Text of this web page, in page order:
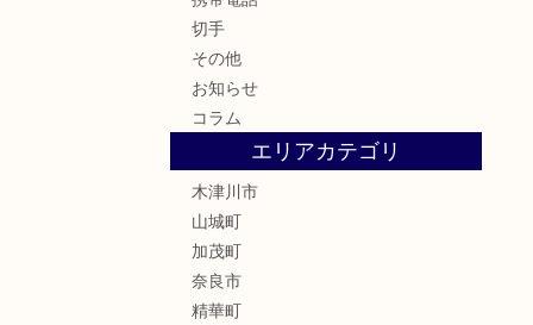
切手
その他
お知らせ
コラム
エリアカテゴリ
木津川市
山城町
加茂町
奈良市
精華町